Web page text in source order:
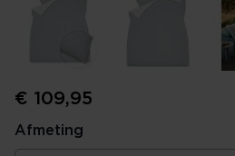
€ 109,95
Afmeting